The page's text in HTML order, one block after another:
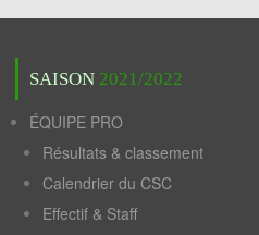
SAISON 2021/2022
ÉQUIPE PRO
Résultats & classement
Calendrier du CSC
Effectif & Staff